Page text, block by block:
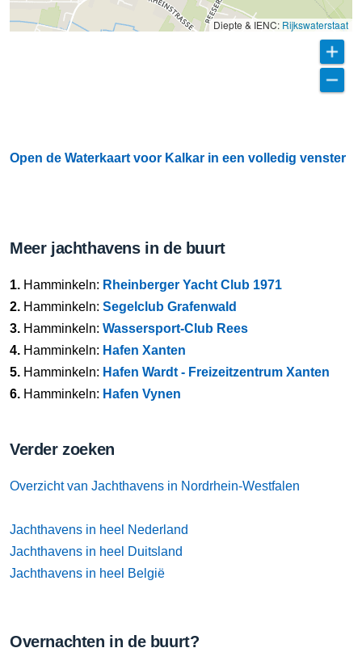
Diepte & IENC: Rijkswaterstaat
Open de Waterkaart voor Kalkar in een volledig venster
Meer jachthavens in de buurt
1. Hamminkeln: Rheinberger Yacht Club 1971
2. Hamminkeln: Segelclub Grafenwald
3. Hamminkeln: Wassersport-Club Rees
4. Hamminkeln: Hafen Xanten
5. Hamminkeln: Hafen Wardt - Freizeitzentrum Xanten
6. Hamminkeln: Hafen Vynen
Verder zoeken
Overzicht van Jachthavens in Nordrhein-Westfalen
Jachthavens in heel Nederland
Jachthavens in heel Duitsland
Jachthavens in heel België
Overnachten in de buurt?